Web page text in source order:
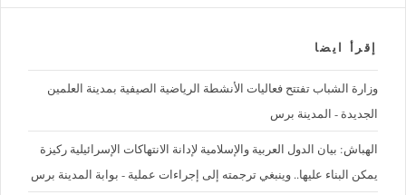
إقرأ ايضا
وزارة الشباب تفتتح فعاليات الأنشطة الرياضية الصيفية بمدينة العلمين
الجديدة - المدينة برس
الهباش: بيان الدول العربية والإسلامية لإدانة الانتهاكات الإسرائيلية ركيزة
يمكن البناء عليها.. وينبغي ترجمته إلى إجراءات عملية - بوابة المدينة برس